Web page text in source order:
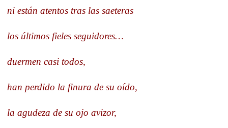
ni están atentos tras las saeteras
los últimos fieles seguidores…
duermen casi todos,
han perdido la finura de su oído,
la agudeza de su ojo avizor,